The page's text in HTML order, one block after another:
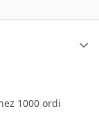
1000 ordi